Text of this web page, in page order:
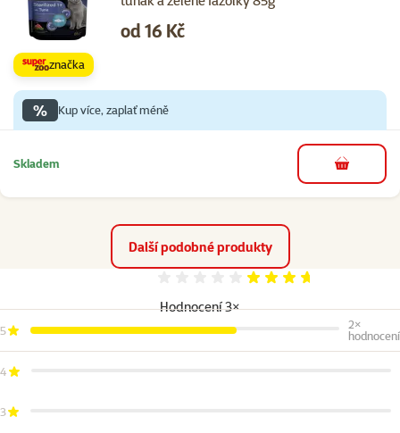
Cena
od 16 Kč
značka
% Kup více, zaplať méně
Skladem do košíku
Další podobné produkty
Hodnocení 3×
Hodnocení 73%
5
2×
hodnocení
4
3